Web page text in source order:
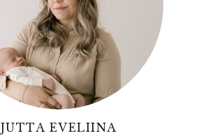
JUTTA EVELIINA